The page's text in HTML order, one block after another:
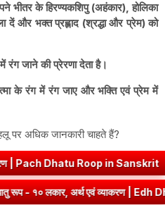
भीतर के हिरण्यकशिपु (अहंकार), होलिका
दें और भक्त प्रह्लाद (श्रद्धा और प्रेम) को
रंग जाने की प्रेरणा देता है।
के रंग में रंग जाए और भक्ति एवं प्रेम में
पर अधिक जानकारी चाहते हैं?
Dhatu Roop in Sanskrit ➤हृ
➤एध् धातु रूप - १० लकार, अर्थ एवं